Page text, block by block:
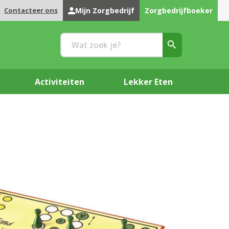
Contacteer ons Mijn Zorgbedrijf Zorgbedrijfboeker
Activiteiten Lekker Eten